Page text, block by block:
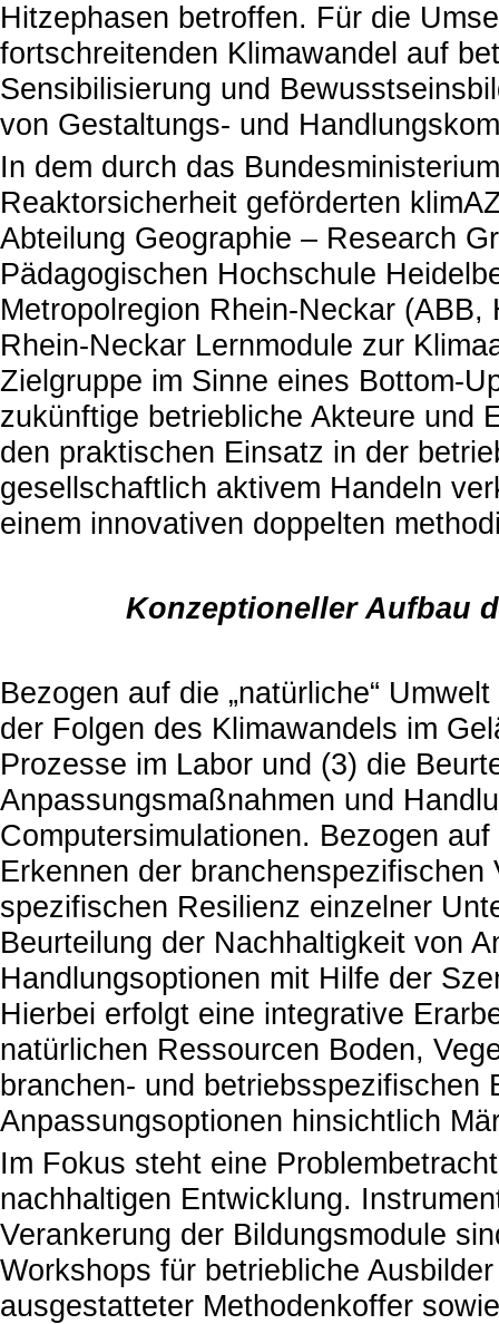
Hitzephasen betroffen. Für die
fortschreitenden Klimawandel auf
Sensibilisierung und
von Gestaltungs- und
In dem durch das
Reaktorsicherheit geförderten
Abteilung Geographie – Research
Pädagogischen Hochschule
Metropolregion Rhein-Neckar
Rhein-Neckar Lernmodule zur
Zielgruppe im Sinne eines Bottom-
zukünftige betriebliche Akteure und
den praktischen Einsatz in der
gesellschaftlich aktivem Handeln
einem innovativen doppelten
Konzeptioneller Aufbau
Bezogen auf die „natürliche“
der Folgen des Klimawandels im
Prozesse im Labor und (3) die
Anpassungsmaßnahmen und
Computersimulationen. Bezogen
Erkennen der
spezifischen Resilienz einzelner
Beurteilung der Nachhaltigkeit von
Handlungsoptionen mit Hilfe der
Hierbei erfolgt eine integrative
natürlichen Ressourcen Boden,
branchen- und betriebsspezifischen
Anpassungsoptionen hinsichtlich
Im Fokus steht eine
nachhaltigen Entwicklung.
Verankerung der Bildungsmodule
Workshops für betriebliche
ausgestatteter Methodenkoffer